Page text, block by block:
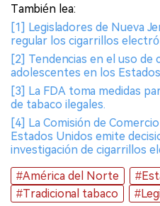
También lea:
[1] Legisladores de Nueva
regular los cigarrillos
[2] Tendencias en el uso
adolescentes en los
[3] La FDA toma medidas
de tabaco ilegales.
[4] La Comisión de
Estados Unidos emite
investigación de cigarrillos
#América del Norte
#Tradicional tabaco